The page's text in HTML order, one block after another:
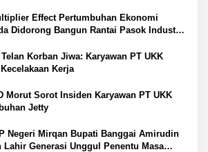
Effect Pertumbuhan Ekonomi
Didorong Bangun Rantai Pasok Industri
Korban Jiwa: Karyawan PT UKK
Kerja
Morut Sorot Insiden Karyawan PT UKK
Jetty
Negeri Mirqan Bupati Banggai Amirudin
Lahir Generasi Unggul Penentu Masa